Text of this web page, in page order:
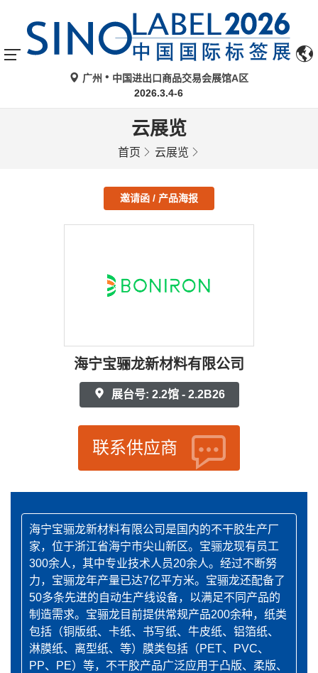
广州
中国进出口商品交易会展馆A区
2026.3.4-6
云展览
首页 云展览
邀请函 / 产品海报
海宁宝骊龙新材料有限公司
展台号: 2.2馆 - 2.2B26
联系供应商
海宁宝骊龙新材料有限公司是国内的不干胶生产厂
家，位于浙江省海宁市尖山新区。宝骊龙现有员工
300余人，其中专业技术人员20余人。经过不断努
力，宝骊龙年产量已达7亿平方米。宝骊龙还配备了
50多条先进的自动生产线设备，以满足不同产品的
制造需求。宝骊龙目前提供常规产品200余种，纸类
包括（铜版纸、卡纸、书写纸、牛皮纸、铝箔纸、
淋膜纸、离型纸、等）膜类包括（PET、PVC、
PP、PE）等，不干胶产品广泛应用于凸版、柔版、